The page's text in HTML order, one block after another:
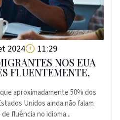
2024 11:29
NOS EUA
FLUENTEMENTE,
aproximadamente 50% dos
Unidos ainda não falam
fluência no idioma...